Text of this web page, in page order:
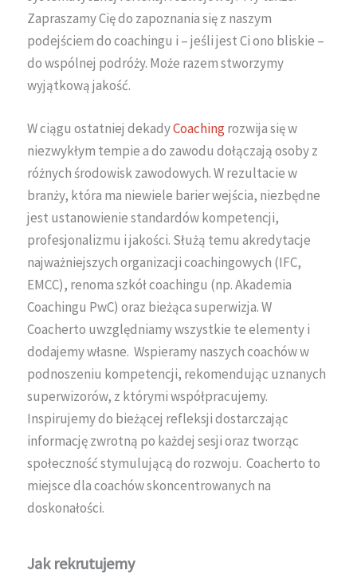
Zapraszamy Cię do zapoznania się z naszym
podejściem do coachingu i – jeśli jest Ci ono bliskie –
do wspólnej podróży. Może razem stworzymy
wyjątkową jakość.
W ciągu ostatniej dekadyCoachingrozwija się w
niezwykłym tempie a do zawodu dołączają osoby z
różnych środowisk zawodowych. W rezultacie w
branży, która ma niewiele barier wejścia, niezbędne
jest ustanowienie standardów kompetencji,
profesjonalizmu i jakości. Służą temu akredytacje
najważniejszych organizacji coachingowych (IFC,
EMCC), renoma szkół coachingu (np. Akademia
Coachingu PwC) oraz bieżąca superwizja. W
Coacherto uwzględniamy wszystkie te elementy i
dodajemy własne. Wspieramy naszych coachów w
podnoszeniu kompetencji, rekomendując uznanych
superwizorów, z którymi współpracujemy.
Inspirujemy do bieżącej refleksji dostarczając
informację zwrotną po każdej sesji oraz tworząc
społeczność stymulującą do rozwoju. Coacherto to
miejsce dla coachów skoncentrowanych na
doskonałości.
Jak rekrutujemy